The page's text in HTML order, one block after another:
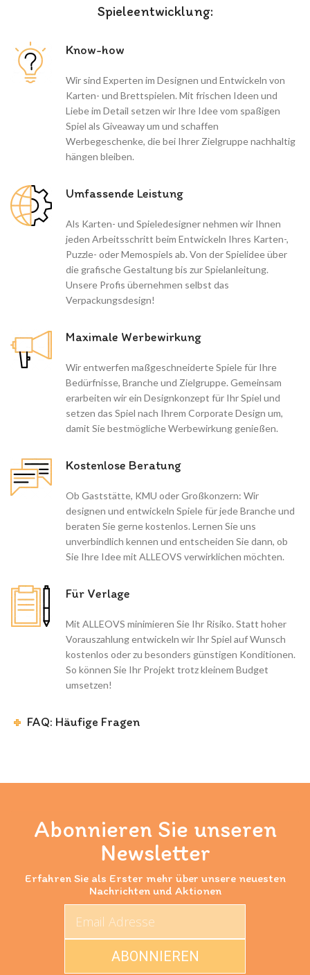
Spieleentwicklung:
Know-how
Wir sind Experten im Designen und Entwickeln von
Karten- und Brettspielen. Mit frischen Ideen und
Liebe im Detail setzen wir Ihre Idee vom spaßigen
Spiel als Giveaway um und schaffen
Werbegeschenke, die bei Ihrer Zielgruppe nachhaltig
hängen bleiben.
Umfassende Leistung
Als Karten- und Spieledesigner nehmen wir Ihnen
jeden Arbeitsschritt beim Entwickeln Ihres Karten-,
Puzzle- oder Memospiels ab. Von der Spielidee über
die grafische Gestaltung bis zur Spielanleitung.
Unsere Profis übernehmen selbst das
Verpackungsdesign!
Maximale Werbewirkung
Wir entwerfen maßgeschneiderte Spiele für Ihre
Bedürfnisse, Branche und Zielgruppe. Gemeinsam
erarbeiten wir ein Designkonzept für Ihr Spiel und
setzen das Spiel nach Ihrem Corporate Design um,
damit Sie bestmögliche Werbewirkung genießen.
Kostenlose Beratung
Ob Gaststätte, KMU oder Großkonzern: Wir
designen und entwickeln Spiele für jede Branche und
beraten Sie gerne kostenlos. Lernen Sie uns
unverbindlich kennen und entscheiden Sie dann, ob
Sie Ihre Idee mit ALLEOVS verwirklichen möchten.
Für Verlage
Mit ALLEOVS minimieren Sie Ihr Risiko. Statt hoher
Vorauszahlung entwickeln wir Ihr Spiel auf Wunsch
kostenlos oder zu besonders günstigen Konditionen.
So können Sie Ihr Projekt trotz kleinem Budget
umsetzen!
FAQ: Häufige Fragen
Abonnieren Sie unseren
Newsletter
Erfahren Sie als Erster mehr über unsere neuesten
Nachrichten und Aktionen
ABONNIEREN